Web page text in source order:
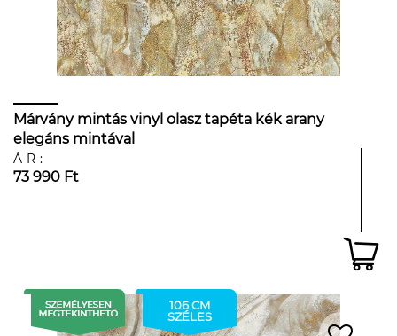
Márvány mintás vinyl olasz tapéta kék arany
elegáns mintával
ÁR:
73 990 Ft
106 CM
SZÉLES